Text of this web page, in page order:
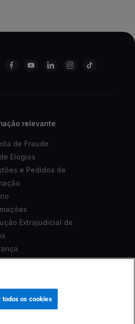
relevante
de Fraude
Elogios
e Pedidos de
Extrajudicial de
todos os cookies